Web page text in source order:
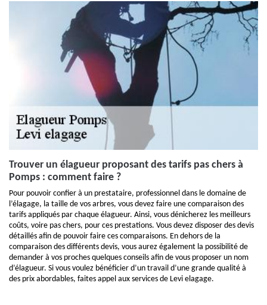
Trouver un élagueur proposant des tarifs pas chers à
Pomps : comment faire ?
Pour pouvoir confier à un prestataire, professionnel dans le domaine de
l’élagage, la taille de vos arbres, vous devez faire une comparaison des
tarifs appliqués par chaque élagueur. Ainsi, vous dénicherez les meilleurs
coûts, voire pas chers, pour ces prestations. Vous devez disposer des devis
détaillés afin de pouvoir faire ces comparaisons. En dehors de la
comparaison des différents devis, vous aurez également la possibilité de
demander à vos proches quelques conseils afin de vous proposer un nom
d’élagueur. Si vous voulez bénéficier d’un travail d’une grande qualité à
des prix abordables, faites appel aux services de Levi elagage.